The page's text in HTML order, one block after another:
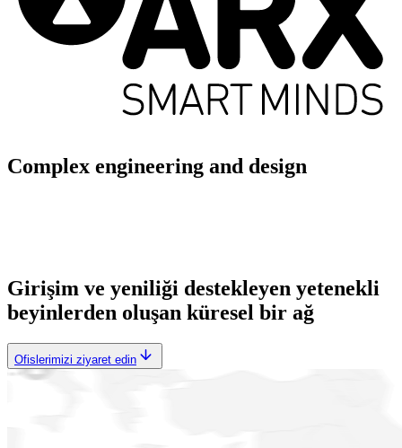
Complex engineering and design
Girişim ve yeniliği destekleyen yetenekli
beyinlerden oluşan küresel bir ağ
Ofislerimizi ziyaret edin